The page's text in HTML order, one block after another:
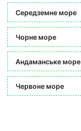
Середземне море
Чорне море
Андаманське море
Червоне море